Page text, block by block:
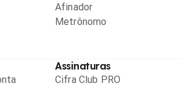
Afinador
Metrônomo
Assinaturas
Cifra Club PRO